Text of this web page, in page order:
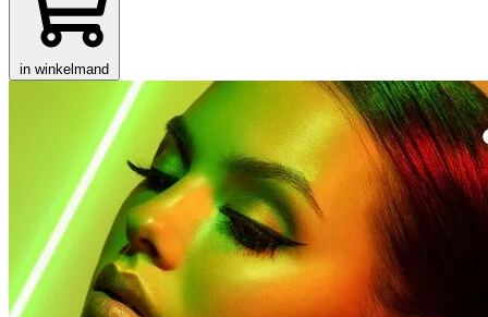
in winkelmand